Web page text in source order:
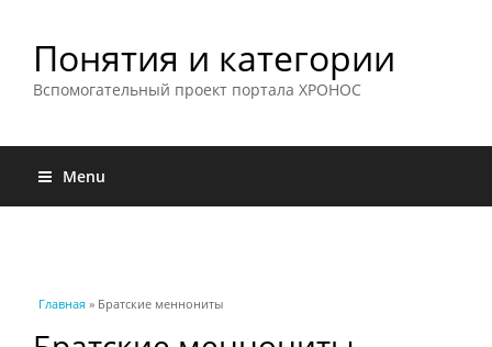
Понятия и категории
Вспомогательный проект портала ХРОНОС
Menu
Вы здесь
Главная » Братские меннониты